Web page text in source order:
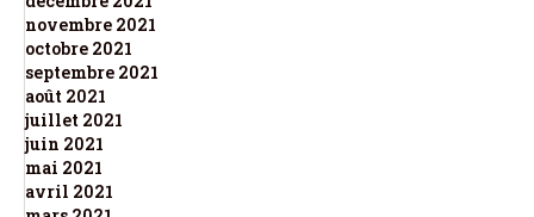
novembre 2021
octobre 2021
septembre 2021
août 2021
juillet 2021
juin 2021
mai 2021
avril 2021